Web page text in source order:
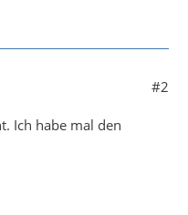
#2
Ich habe mal den